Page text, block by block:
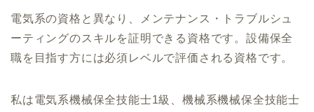
電気系の資格と異なり、メンテナンス・トラブルシュ
ーティングのスキルを証明できる資格です。設備保全
職を目指す方には必須レベルで評価される資格です。
私は電気系機械保全技能士1級、機械系機械保全技能士